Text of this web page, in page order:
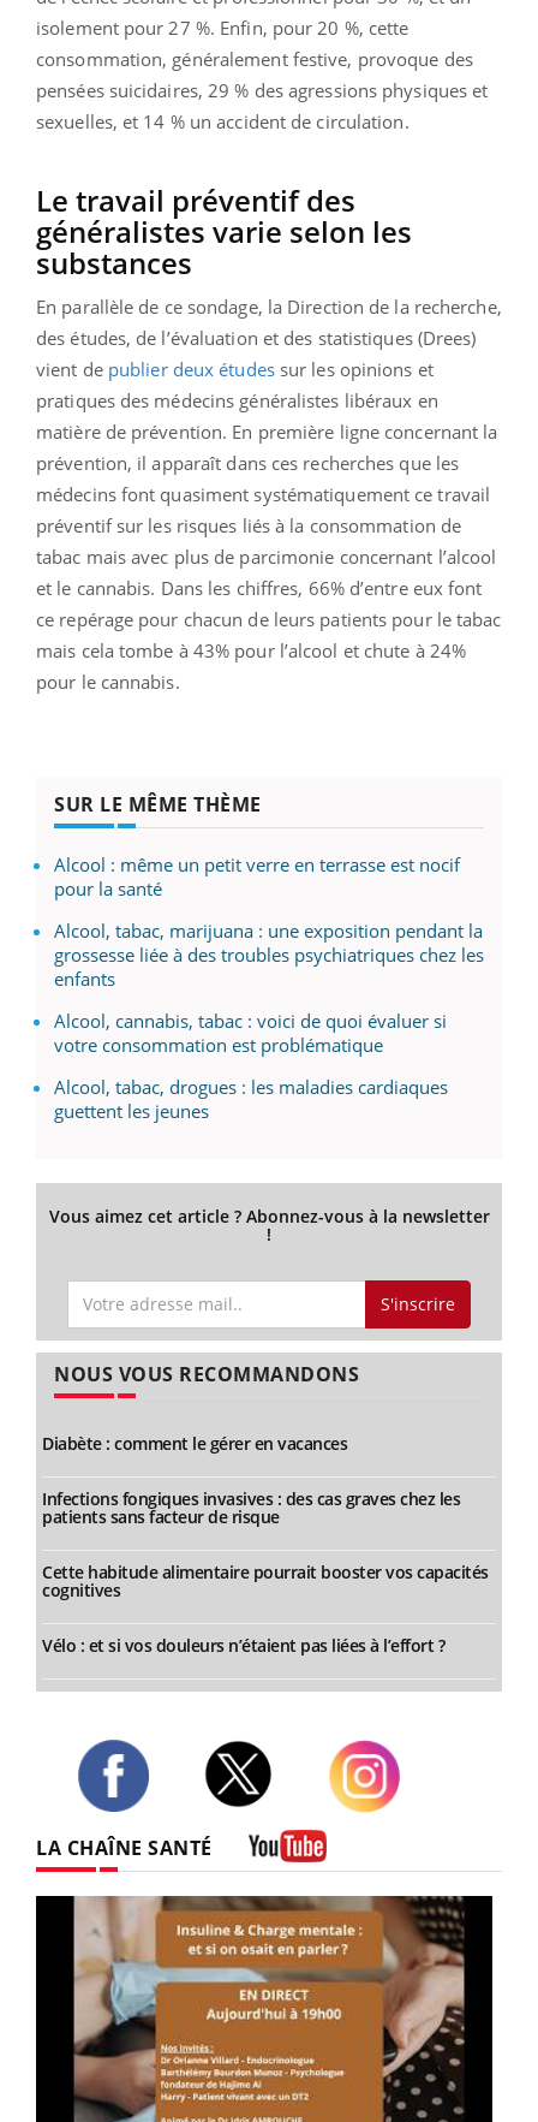
isolement pour 27 %. Enfin, pour 20 %, cette
consommation, généralement festive, provoque des
pensées suicidaires, 29 % des agressions physiques et
sexuelles, et 14 % un accident de circulation.
Le travail préventif des
généralistes varie selon les
substances
En parallèle de ce sondage, la Direction de la recherche,
des études, de l’évaluation et des statistiques (Drees)
vient de publier deux étudessur les opinions et
pratiques des médecins généralistes libéraux en
matière de prévention. En première ligne concernant la
prévention, il apparaît dans ces recherches que les
médecins font quasiment systématiquement ce travail
préventif sur les risques liés à la consommation de
tabac mais avec plus de parcimonie concernant l’alcool
et le cannabis. Dans les chiffres, 66% d’entre eux font
ce repérage pour chacun de leurs patients pour le tabac
mais cela tombe à 43% pour l’alcool et chute à 24%
pour le cannabis.
SUR LE MÊME THÈME
Alcool : même un petit verre en terrasse est nocif
pour la santé
Alcool, tabac, marijuana : une exposition pendant la
grossesse liée à des troubles psychiatriques chez les
enfants
Alcool, cannabis, tabac : voici de quoi évaluer si
votre consommation est problématique
Alcool, tabac, drogues : les maladies cardiaques
guettent les jeunes
Vous aimez cet article ? Abonnez-vous à la newsletter
!
S'inscrire
NOUS VOUS RECOMMANDONS
Diabète : comment le gérer en vacances
Infections fongiques invasives : des cas graves chez les
patients sans facteur de risque
Cette habitude alimentaire pourrait booster vos capacités
cognitives
Vélo : et si vos douleurs n’étaient pas liées à l’effort ?
LA CHAÎNE SANTÉ